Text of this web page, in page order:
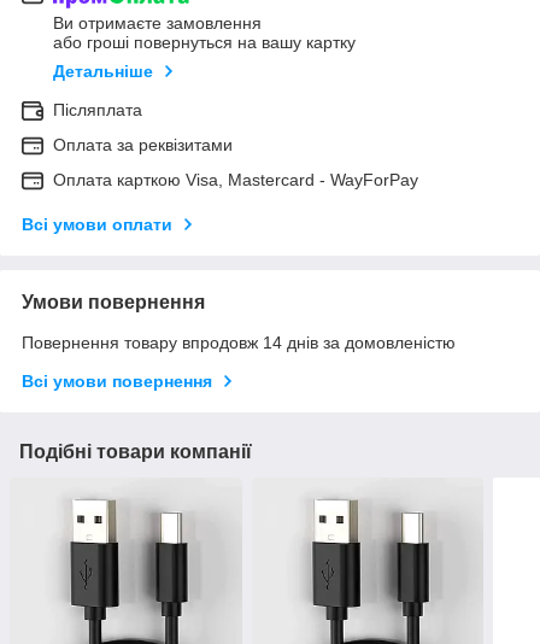
Ви отримаєте замовлення
або гроші повернуться на вашу картку
Детальніше
Післяплата
Оплата за реквізитами
Оплата карткою Visa, Mastercard - WayForPay
Всі умови оплати
Умови повернення
Повернення товару впродовж 14 днів за домовленістю
Всі умови повернення
Подібні товари компанії